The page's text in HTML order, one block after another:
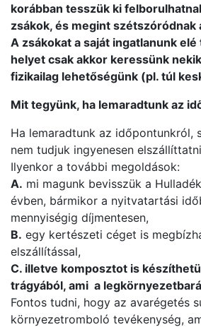
korábban tesszük ki
zsákok, és megint szétszóródnak
A zsákokat a saját ingatlanunk elé
helyet csak akkor keressünk
fizikailag lehetőségünk (pl. túl
Mit tegyünk, ha lemaradtunk az
Ha lemaradtunk az időpontunkról,
nem tudjuk ingyenesen
Ilyenkor a további megoldások:
A. mi magunk bevisszük a
évben, bármikor a nyitvatartási
mennyiségig díjmentesen,
B. egy kertészeti céget is
elszállítással,
C. illetve komposztot is
trágyából, ami a
Fontos tudni, hogy az avarégetés
környezetromboló tevékenység,